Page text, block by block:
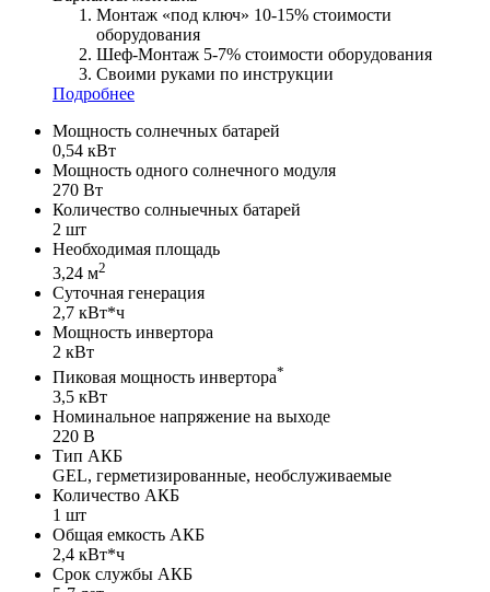
Монтаж «под ключ» 10-15% стоимости
оборудования
Шеф-Монтаж 5-7% стоимости оборудования
Своими руками по инструкции
Подробнее
Мощность солнечных батарей
0,54 кВт
Мощность одного солнечного модуля
270 Вт
Количество солныечных батарей
2 шт
Необходимая площадь
3,24 м2
Суточная генерация
2,7 кВт*ч
Мощность инвертора
2 кВт
Пиковая мощность инвертора*
3,5 кВт
Номинальное напряжение на выходе
220 В
Тип АКБ
GEL, герметизированные, необслуживаемые
Количество АКБ
1 шт
Общая емкость АКБ
2,4 кВт*ч
Срок службы АКБ